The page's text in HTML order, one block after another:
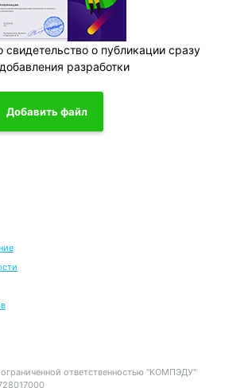
свидетельство о публикации сразу
разработки
Добавить файл
ответственностью "КОМПЭДУ"